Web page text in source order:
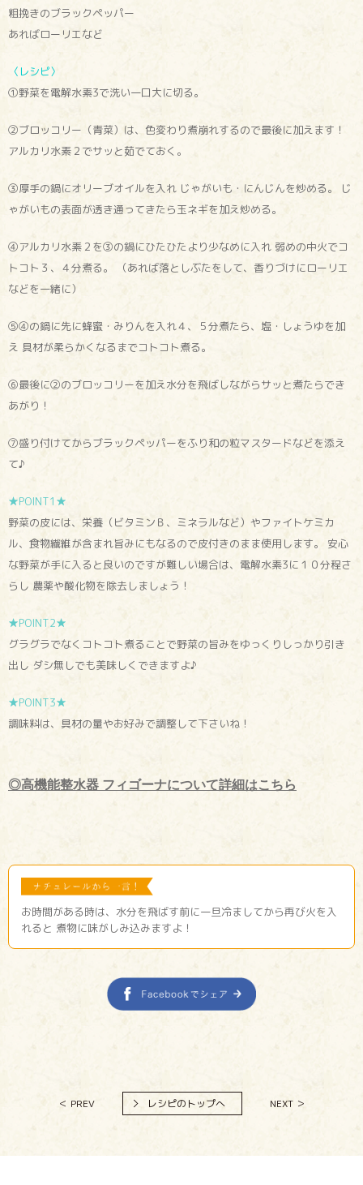
粗挽きのブラックペッパー
あればローリエなど
〈レシピ〉
①野菜を電解水素3で洗い一口大に切る。
②ブロッコリー（青菜）は、色変わり煮崩れするので最後に加えます！
アルカリ水素２でサッと茹でておく。
③厚手の鍋にオリーブオイルを入れ じゃがいも・にんじんを炒める。 じ
ゃがいもの表面が透き通ってきたら玉ネギを加え炒める。
④アルカリ水素２を③の鍋にひたひたより少なめに入れ 弱めの中火でコ
トコト３、４分煮る。 （あれば落としぶたをして、香りづけにローリエ
などを一緒に）
⑤④の鍋に先に蜂蜜・みりんを入れ４、５分煮たら、塩・しょうゆを加
え 具材が柔らかくなるまでコトコト煮る。
⑥最後に②のブロッコリーを加え水分を飛ばしながらサッと煮たらでき
あがり！
⑦盛り付けてからブラックペッパーをふり和の粒マスタードなどを添え
て♪
★POINT1★
野菜の皮には、栄養（ビタミンＢ、ミネラルなど）やファイトケミカ
ル、食物繊維が含まれ旨みにもなるので皮付きのまま使用します。 安心
な野菜が手に入ると良いのですが難しい場合は、電解水素3に１０分程さ
らし 農薬や酸化物を除去しましょう！
★POINT2★
グラグラでなくコトコト煮ることで野菜の旨みをゆっくりしっかり引き
出し ダシ無しでも美味しくできますよ♪
★POINT3★
調味料は、具材の量やお好みで調整して下さいね！
◎高機能整水器 フィゴーナについて詳細はこちら
お時間がある時は、水分を飛ばす前に一旦冷ましてから再び火を入
れると 煮物に味がしみ込みますよ！
＜ PREV レシピのトップへ NEXT ＞